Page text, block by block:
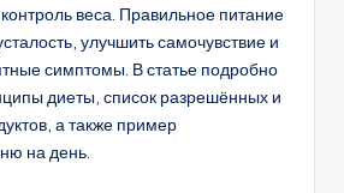
веса. Правильное питание
улучшить самочувствие и
симптомы. В статье подробно
диеты, список разрешённых и
а также пример
на день.